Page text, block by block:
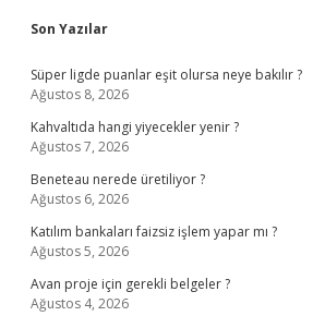
Sidebar
Son Yazılar
Süper ligde puanlar eşit olursa neye bakılır ?
Ağustos 8, 2026
Kahvaltıda hangi yiyecekler yenir ?
Ağustos 7, 2026
Beneteau nerede üretiliyor ?
Ağustos 6, 2026
Katılım bankaları faizsiz işlem yapar mı ?
Ağustos 5, 2026
Avan proje için gerekli belgeler ?
Ağustos 4, 2026